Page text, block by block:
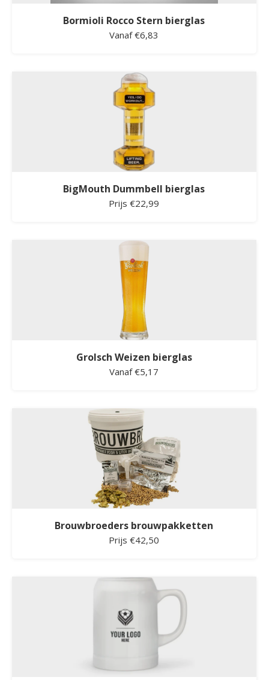
Bormioli Rocco Stern bierglas
Vanaf €6,83
BigMouth Dummbell bierglas
Prijs €22,99
Grolsch Weizen bierglas
Vanaf €5,17
Brouwbroeders brouwpakketten
Prijs €42,50